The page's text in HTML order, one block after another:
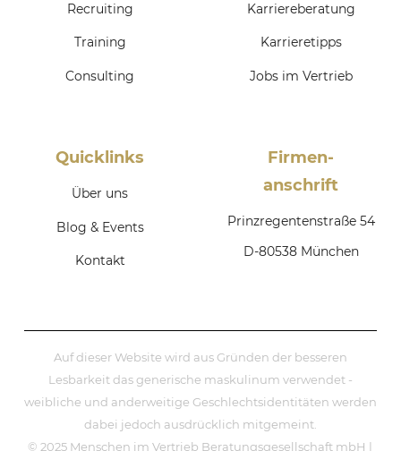
Recruiting
Training
Consulting
Karriereberatung
Karrieretipps
Jobs im Vertrieb
Quicklinks
Über uns
Blog & Events
Kontakt
Firmen­
anschrift
Prinzregentenstraße 54
D-80538 München
Auf dieser Website wird aus Gründen der besseren
Lesbarkeit das generische maskulinum verwendet -
weibliche und anderweitige Geschlechtsidentitäten werden
dabei jedoch ausdrücklich mitgemeint.
© 2025 Menschen im Vertrieb Beratungsgesellschaft mbH |